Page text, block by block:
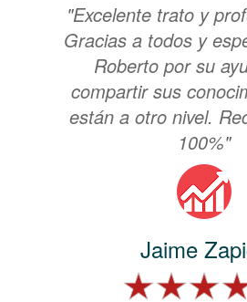
"Excelente trato y
Gracias a todos y
Roberto por su
compartir sus
están a otro nivel.
100%"
Jaime